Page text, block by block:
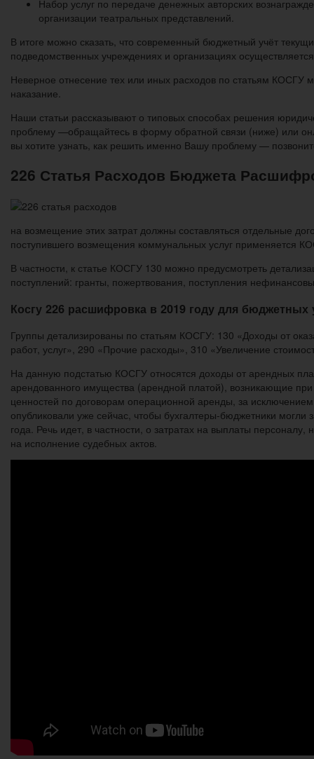
Набор услуг по передаче денежных авторских
организации театральных представлений.
В итоге можно сказать, что современный бюджетный учёт
подведомственных учреждениях и организациях
Неверное отнесение тех или иных расходов по статьям КОСГУ
наказание.
Наши статьи рассказывают о типовых способах решения
проблему —обращайтесь в форму обратной связи (ниже) или
вы хотите узнать, как решить именно Вашу проблему —
226 Статья Расходов Бюджета
на возмещение этих затрат должны составляться отдельные
поступившего возмещения коммунальных услуг применяется
В частности, к статье КОСГУ 130 можно предусмотреть
поступлений: гранты, пожертвования, поступления
Косгу 226 расшифровка в 2019 году для бюджетных
Группы детализированы по статьям КОСГУ: 130 «Доходы от
работ, услуг», 290 «Прочие расходы», 310 «Увеличение
На данную подстатью КОСГУ относятся доходы от арендных
арендованного имущества (арендной платой), возникающие
ценностей по договорам операционной аренды, за
опубликовали уже сейчас, чтобы бухгалтеры-бюджетники
года. Речь идет, в частности, о затратах на выплаты
на исполнение судебных актов.